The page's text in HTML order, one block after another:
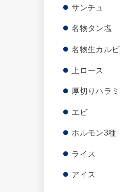
サンチュ
名物タン塩
名物生カルビ
上ロース
厚切りハラミ
エビ
ホルモン3種
ライス
アイス